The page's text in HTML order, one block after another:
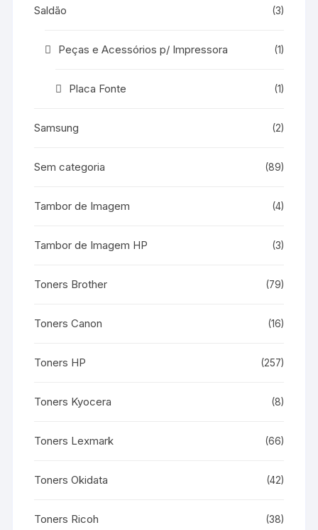
Saldão (3)
Peças e Acessórios p/ Impressora (1)
Placa Fonte (1)
Samsung (2)
Sem categoria (89)
Tambor de Imagem (4)
Tambor de Imagem HP (3)
Toners Brother (79)
Toners Canon (16)
Toners HP (257)
Toners Kyocera (8)
Toners Lexmark (66)
Toners Okidata (42)
Toners Ricoh (38)